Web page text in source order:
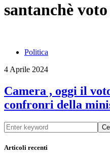
santanchè
Politica
4 Aprile 2024
Camera , oggi il
confronri della
Articoli recenti